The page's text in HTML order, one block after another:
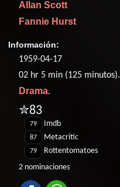
Allan Scott
Fannie Hurst
Información:
1959-04-17
02 hr 5 min (125 minutos).
Drama.
✮83
79 Imdb
87 Metacritic
79
Rottentomatoes
2 nominaciones